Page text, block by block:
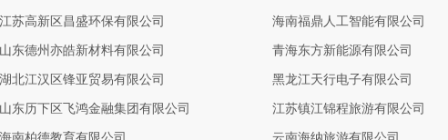
江苏高新区昌盛环保有限公司 海南福鼎人工智能有限公司
山东德州亦皓新材料有限公司 青海东方新能源有限公司
湖北江汉区锋亚贸易有限公司 黑龙江天行电子有限公司
山东历下区飞鸿金融集团有限公司 江苏镇江锦程旅游有限公司